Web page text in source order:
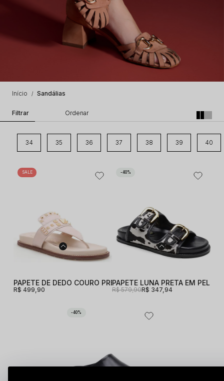
Início Sandálias
34 35 36 37 38 39 40
SALE
PAPETE DE DEDO COURO PREMIUM OFF WHITE DE DEDO
R$ 499,90
40%
PAPETE LUNA PRETA EM PELÔ
R$ 579,90R$ 347,94
40%